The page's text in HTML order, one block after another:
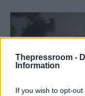
Thepressroom -
Information
If you wish to opt-